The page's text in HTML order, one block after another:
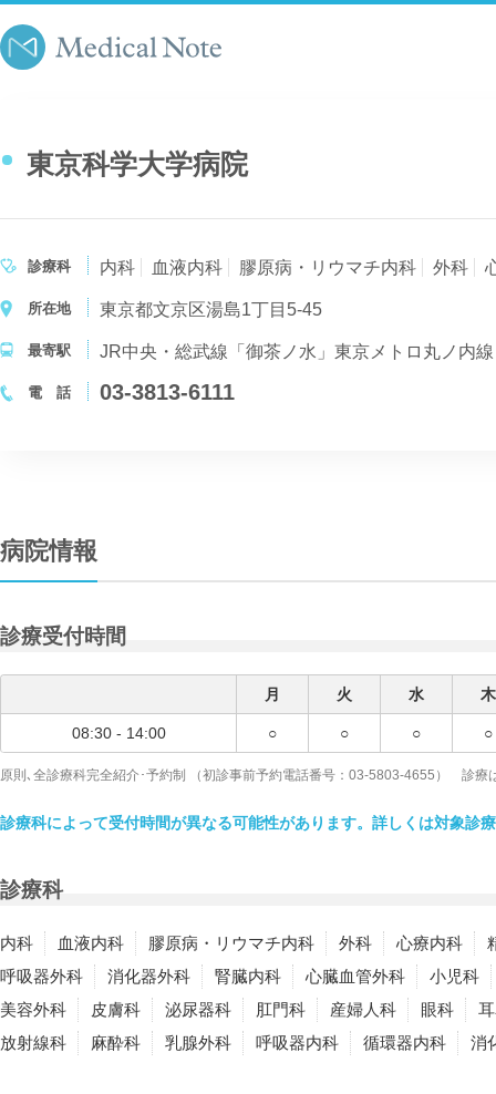
東京科学大学病院
診療科 内科 血液内科 膠原病・リウマチ内科 外科
所在地 東京都文京区湯島1丁目5-45
最寄駅 JR中央・総武線「御茶ノ水」東京メトロ丸ノ内
電 話 03-3813-6111
病院情報
診療受付時間
月 火 水 木
08:30 - 14:00 ○ ○ ○ ○
原則､全診療科完全紹介･予約制 （初診事前予約電話番号：03-5803-4655）
診療科によって受付時間が異なる可能性があります。詳しくは対象診
診療科
内科 血液内科 膠原病・リウマチ内科 外科 心療内科
呼吸器外科
消化器外科 腎臓内科 心臓血管外科
小児科
美容外科
皮膚科 泌尿器科 肛門科 産婦人科 眼科
放射線科
麻酔科 乳腺外科 呼吸器内科 循環器内科 消